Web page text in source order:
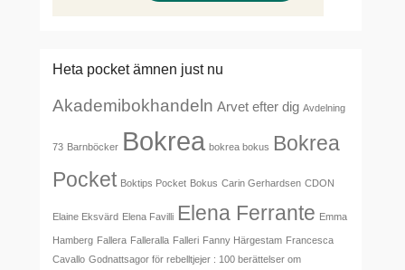
Heta pocket ämnen just nu
Akademibokhandeln Arvet efter dig Avdelning
73 Barnböcker Bokrea bokrea bokus Bokrea
Pocket Boktips Pocket Bokus Carin Gerhardsen CDON
Elaine Eksvärd Elena Favilli Elena Ferrante Emma
Hamberg Fallera Falleralla Falleri Fanny Härgestam Francesca
Cavallo Godnattsagor för rebelltjejer : 100 berättelser om